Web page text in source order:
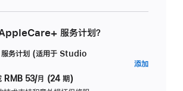
服务计划？
务计划 (适用于 Studio
RMB 53/月 (24 期)
添加